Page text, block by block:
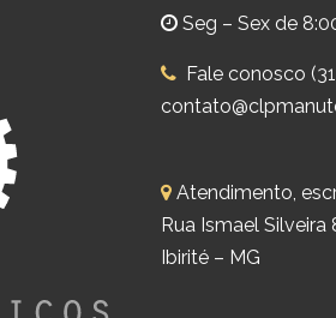
Seg – Sex de
Fale conosco
Atendimento,
Rua Ismael Silveira
Ibirité – MG